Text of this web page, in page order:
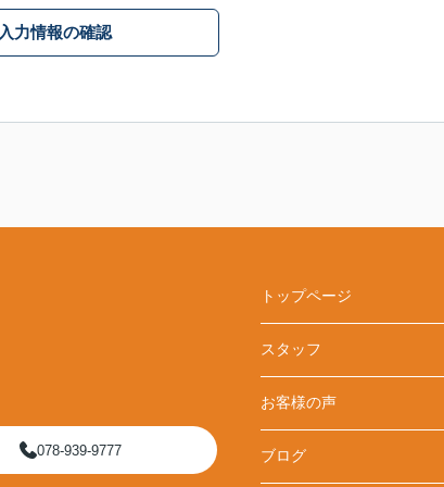
入力情報の確認
078-939-9777
トップページ
スタッフ
お客様の声
ブログ